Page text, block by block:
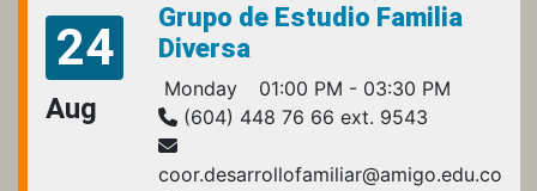
24
Aug
Grupo de Estudio Familia
Diversa
Monday
01:00 PM - 03:30 PM
(604) 448 76 66 ext. 9543
coor.desarrollofamiliar@amigo.edu.co